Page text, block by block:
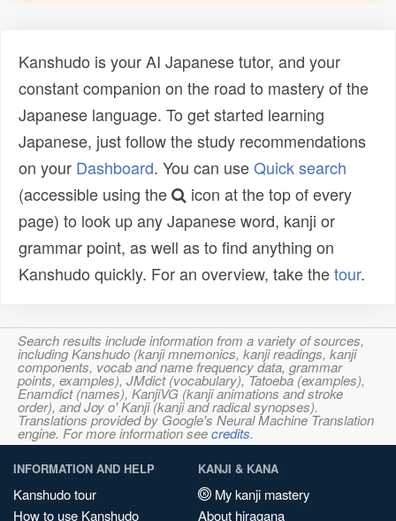
Kanshudo is your AI Japanese tutor, and your
constant companion on the road to mastery of the
Japanese language. To get started learning
Japanese, just follow the study recommendations
on your Dashboard. You can useQuick search
(accessible using the
icon at the top of every
page) to look up any Japanese word, kanji or
grammar point, as well as to find anything on
Kanshudo quickly. For an overview, take thetour.
Search results include information from a variety of sources,
including Kanshudo (kanji mnemonics, kanji readings, kanji
components, vocab and name frequency data, grammar
points, examples), JMdict (vocabulary), Tatoeba (examples),
Enamdict (names), KanjiVG (kanji animations and stroke
order), and Joy o' Kanji (kanji and radical synopses).
Translations provided by Google's Neural Machine Translation
engine. For more information seecredits.
INFORMATION AND HELP
Kanshudo tour
How to use Kanshudo
KANJI & KANA
My kanji mastery
About hiragana